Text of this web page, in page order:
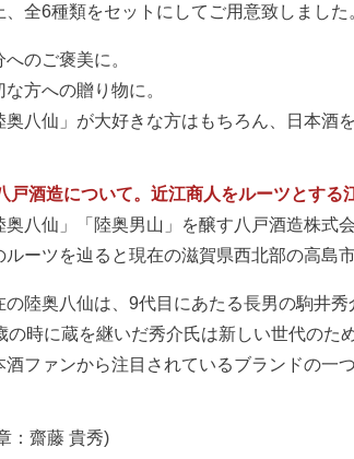
、全6種類をセットにしてご用意致しました
へのご褒美に。
な方への贈り物に。
奥八仙」が大好きな方はもちろん、日本酒
戸酒造について。近江商人をルーツとする
奥八仙」「陸奥男山」を醸す八戸酒造株式
ルーツを辿ると現在の滋賀県西北部の高島
の陸奥八仙は、9代目にあたる長男の駒井秀
の時に蔵を継いだ秀介氏は新しい世代のた
酒ファンから注目されているブランドの一つ
：齋藤 貴秀)